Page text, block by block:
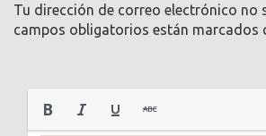
Tu dirección de correo electrónico no
campos obligatorios están marcados